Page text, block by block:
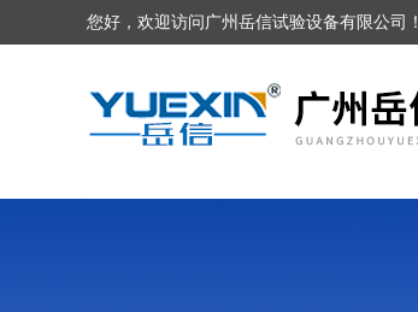
您好，欢迎访问广州岳信试验设备有限公司！